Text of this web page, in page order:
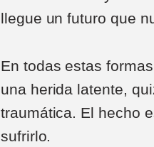
llegue un futuro que
En todas estas
una herida latente,
traumática. El hecho
sufrirlo.